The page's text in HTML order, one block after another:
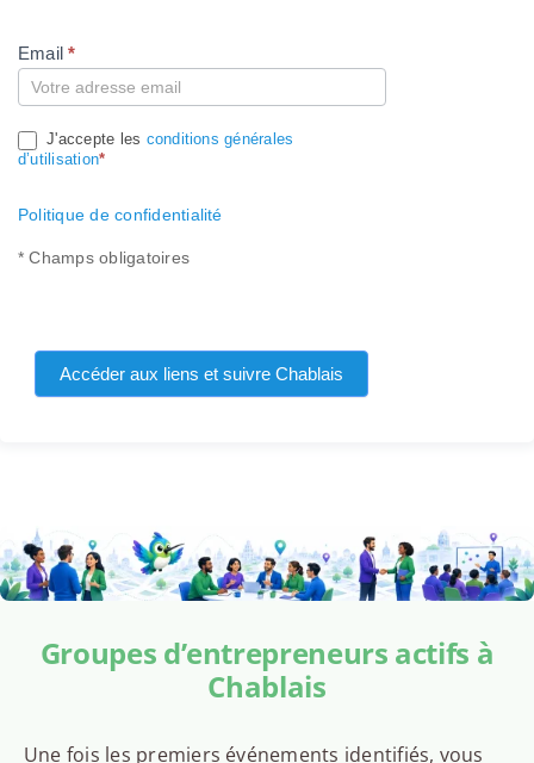
Compte
Email*
J'accepte les conditions générales
d’utilisation*
Politique de confidentialité
* Champs obligatoires
Accéder aux liens et suivre Chablais
Groupes d’entrepreneurs actifs à
Chablais
Une fois les premiers événements identifiés, vous